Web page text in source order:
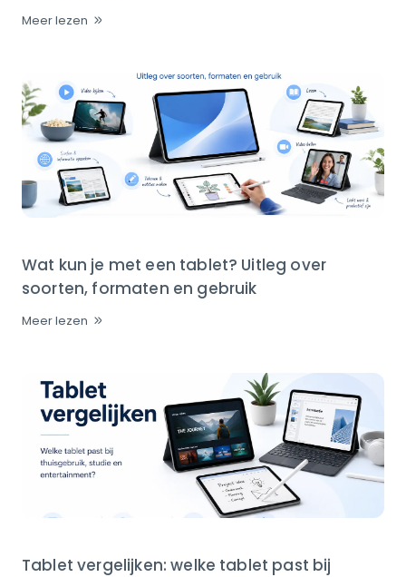
Meer lezen
Wat kun je met een tablet? Uitleg over
soorten, formaten en gebruik
Meer lezen
Tablet vergelijken: welke tablet past bij